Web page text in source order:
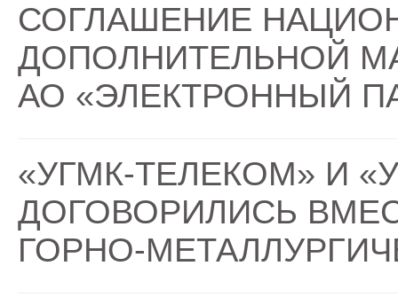
СОГЛАШЕНИЕ
ДОПОЛНИТЕЛЬНОЙ
АО «ЭЛЕКТРОННЫЙ
«УГМК-ТЕЛЕКОМ» И
ДОГОВОРИЛИСЬ
ГОРНО-